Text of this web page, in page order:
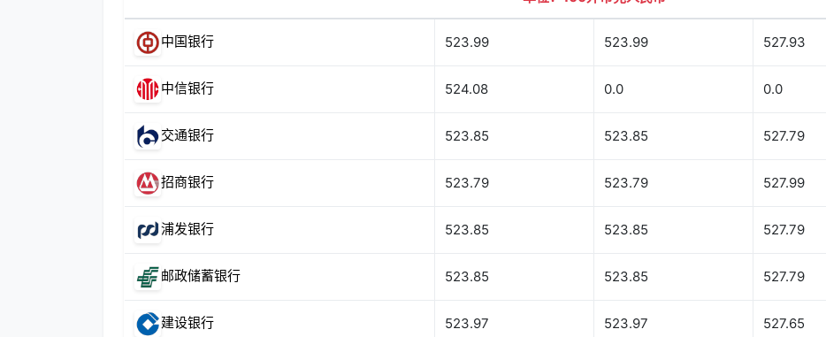
中国银行 523.99 523.99 527.93
中信银行 524.08 0.0 0.0
交通银行 523.85 523.85 527.79
招商银行 523.79 523.79 527.99
浦发银行 523.85 523.85 527.79
邮政储蓄银行 523.85 523.85 527.79
建设银行 523.97 523.97 527.65